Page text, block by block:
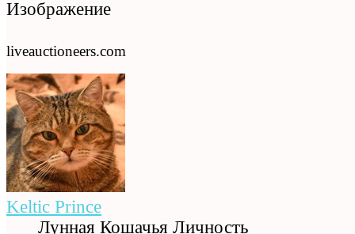
liveauctioneers.com
Keltic Prince
Лунная Кошачья Личность